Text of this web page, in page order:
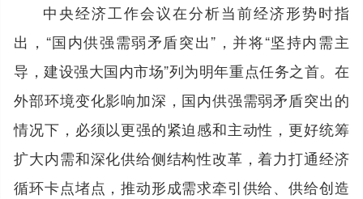
中央经济工作会议在分析当前经济形势时指
出，“国内供强需弱矛盾突出”，并将“坚持内需主
导，建设强大国内市场”列为明年重点任务之首。在
外部环境变化影响加深，国内供强需弱矛盾突出的
情况下，必须以更强的紧迫感和主动性，更好统筹
扩大内需和深化供给侧结构性改革，着力打通经济
循环卡点堵点，推动形成需求牵引供给、供给创造